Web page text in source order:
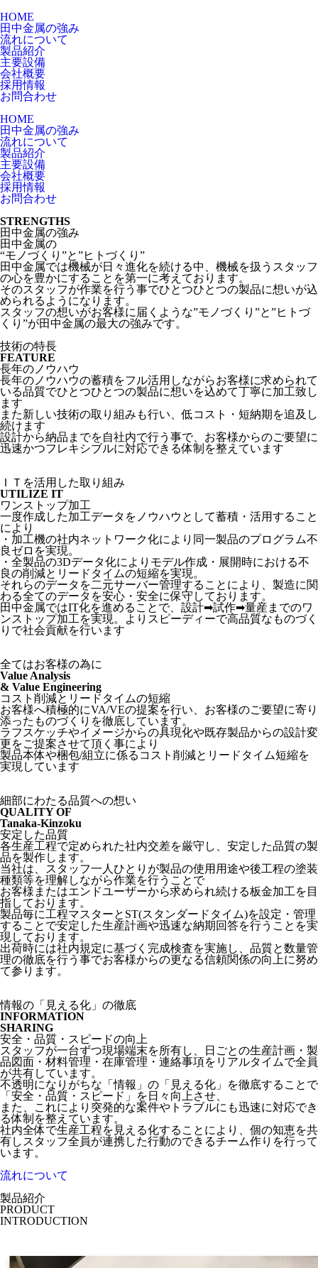
HOME
田中金属の強み
流れについて
製品紹介
主要設備
会社概要
採用情報
お問合わせ
HOME
田中金属の強み
流れについて
製品紹介
主要設備
会社概要
採用情報
お問合わせ
STRENGTHS
田中金属の強み
田中金属の
“モノづくり”と”ヒトづくり”
田中金属では機械が日々進化を続ける中、機械を扱うスタッフ
の心を豊かにすることを第一に考えております。
そのスタッフが作業を行う事でひとつひとつの製品に想いが込
められるようになります。
スタッフの想いがお客様に届くような”モノづくり”と”ヒトづ
くり”が田中金属の最大の強みです。
技術の特長
FEATURE
長年のノウハウ
長年のノウハウの蓄積をフル活用しながらお客様に求められて
いる品質でひとつひとつの製品に想いを込めて丁寧に加工致し
ます
また新しい技術の取り組みも行い、低コスト・短納期を追及し
続けます
設計から納品までを自社内で行う事で、お客様からのご要望に
迅速かつフレキシブルに対応できる体制を整えています
ＩＴを活用した取り組み
UTILIZE IT
ワンストップ加工
一度作成した加工データをノウハウとして蓄積・活用すること
により
・加工機の社内ネットワーク化により同一製品のプログラム不
良ゼロを実現。
・全製品の3Dデータ化によりモデル作成・展開時における不
良の削減とリードタイムの短縮を実現。
それらのデータを二元サーバー管理することにより、製造に関
わる全てのデータを安心・安全に保守しております。
田中金属ではIT化を進めることで、設計➡試作➡量産までのワ
ンストップ加工を実現。よりスピーディーで高品質なものづく
りで社会貢献を行います
全てはお客様の為に
Value Analysis
& Value Engineering
コスト削減とリードタイムの短縮
お客様へ積極的にVA/VEの提案を行い、お客様のご要望に寄り
添ったものづくりを徹底しています。
ラフスケッチやイメージからの具現化や既存製品からの設計変
更をご提案させて頂く事により
製品本体や梱包/組立に係るコスト削減とリードタイム短縮を
実現しています
細部にわたる品質への想い
QUALITY OF
Tanaka-Kinzoku
安定した品質
各生産工程で定められた社内交差を厳守し、安定した品質の製
品を製作します。
当社は、スタッフ一人ひとりが製品の使用用途や後工程の塗装
種類等を理解しながら作業を行うことで
お客様またはエンドユーザーから求められ続ける板金加工を目
指しております。
製品毎に工程マスターとST(スタンダードタイム)を設定・管理
することで安定した生産計画や迅速な納期回答を行うことを実
現しております。
出荷時には社内規定に基づく完成検査を実施し、品質と数量管
理の徹底を行う事でお客様からの更なる信頼関係の向上に努め
て参ります。
情報の「見える化」の徹底
INFORMATION
SHARING
安全・品質・スピードの向上
スタッフが一台ずつ現場端末を所有し、日ごとの生産計画・製
品図面・材料管理・在庫管理・連絡事項をリアルタイムで全員
が共有しています。
不透明になりがちな「情報」の「見える化」を徹底することで
「安全・品質・スピード」を日々向上させ、
また、これにより突発的な案件やトラブルにも迅速に対応でき
る体制を整えています。
社内全体で生産工程を見える化することにより、個の知恵を共
有しスタッフ全員が連携した行動のできるチーム作りを行って
います。
流れについて
製品紹介
PRODUCT
INTRODUCTION